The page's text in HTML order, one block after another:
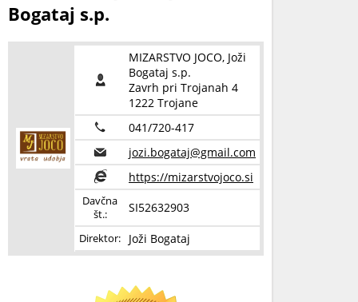
Bogataj s.p.
MIZARSTVO JOCO, Joži
Bogataj s.p.
Zavrh pri Trojanah 4
1222 Trojane
041/720-417
jozi.bogataj@gmail.com
https://mizarstvojoco.si
Davčna
št.:
SI52632903
Direktor: Joži Bogataj